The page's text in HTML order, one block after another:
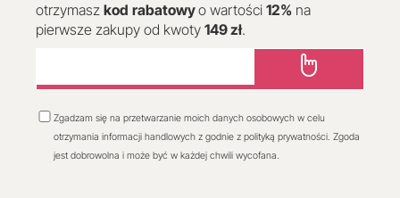
otrzymasz kod rabatowyo wartości 12% na
pierwsze zakupy od kwoty 149 zł.
Zgadzam się na przetwarzanie moich danych osobowych w celu
otrzymania informacji handlowych z godnie z polityką prywatności. Zgoda
jest dobrowolna i może być w każdej chwili wycofana.